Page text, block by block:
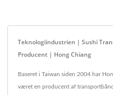
Teknologiindustrien | Sushi
Producent | Hong Chiang
Baseret i Taiwan siden 2004 har
været en producent af